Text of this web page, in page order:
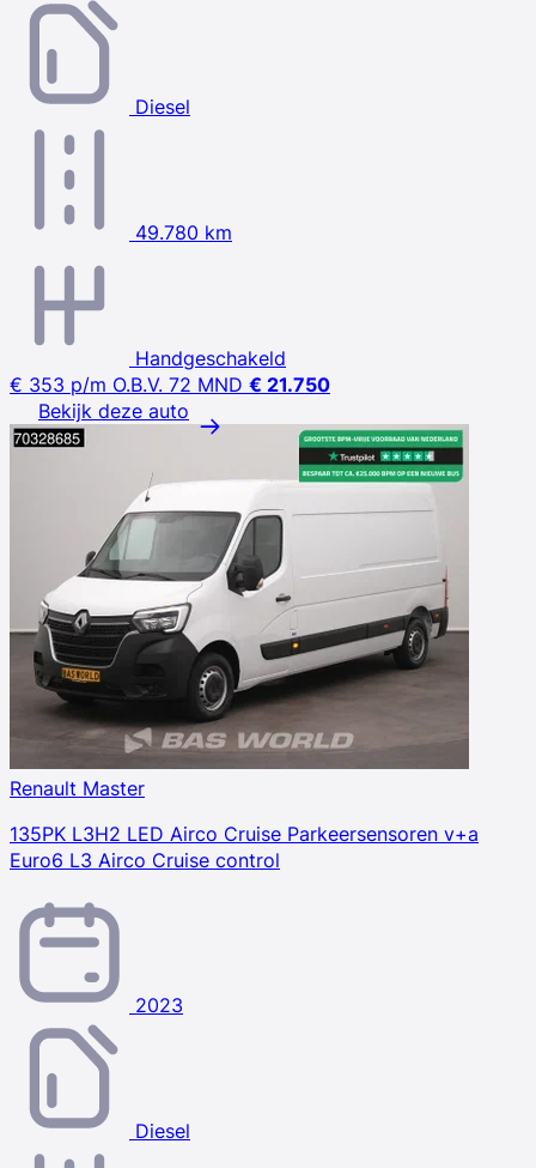
Diesel
49.780 km
Handgeschakeld
€ 353 p/m O.B.V. 72 MND € 21.750
Bekijk deze auto
Renault Master
135PK L3H2 LED Airco Cruise Parkeersensoren v+a
Euro6 L3 Airco Cruise control
2023
Diesel